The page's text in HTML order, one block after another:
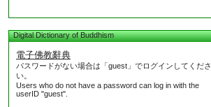
Digital Dictionary of Buddhism
電子佛教辭典
パスワードがない場合は「guest」でログインしてくださ
い。
Users who do not have a password can log in with the
userID "guest".